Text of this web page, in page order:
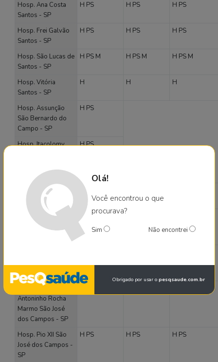
Hosp. Ana Costa
Santos - SP
H PS H PS H PS
Hosp. Frei Galvão
Santos - SP
H PS H PS H PS
Hosp. São Lucas de
Santos - SP
H PS M H PS M H PS M
Hosp. Vitória
Santos - SP
H H H
Hosp. Assunção
São Bernardo do
Campo - SP
H PS
Hosp. Itacolomy
Campo - SP
HPS
Hosp. São
Bernardo - SP
PS
Hosp. N. Sra. de
Fátima São Caetano
H PS
SP
Hosp. Inf.
Antoninho Rocha
Marmo São José
dos Campos - SP
Hosp. Pio XII São
José dos Campos -
SP
H PS H PS H PS
Olá!
Você encontrou o que
procurava?
Sim Não encontrei
Obrigado por usar o pesqsaude.com.br